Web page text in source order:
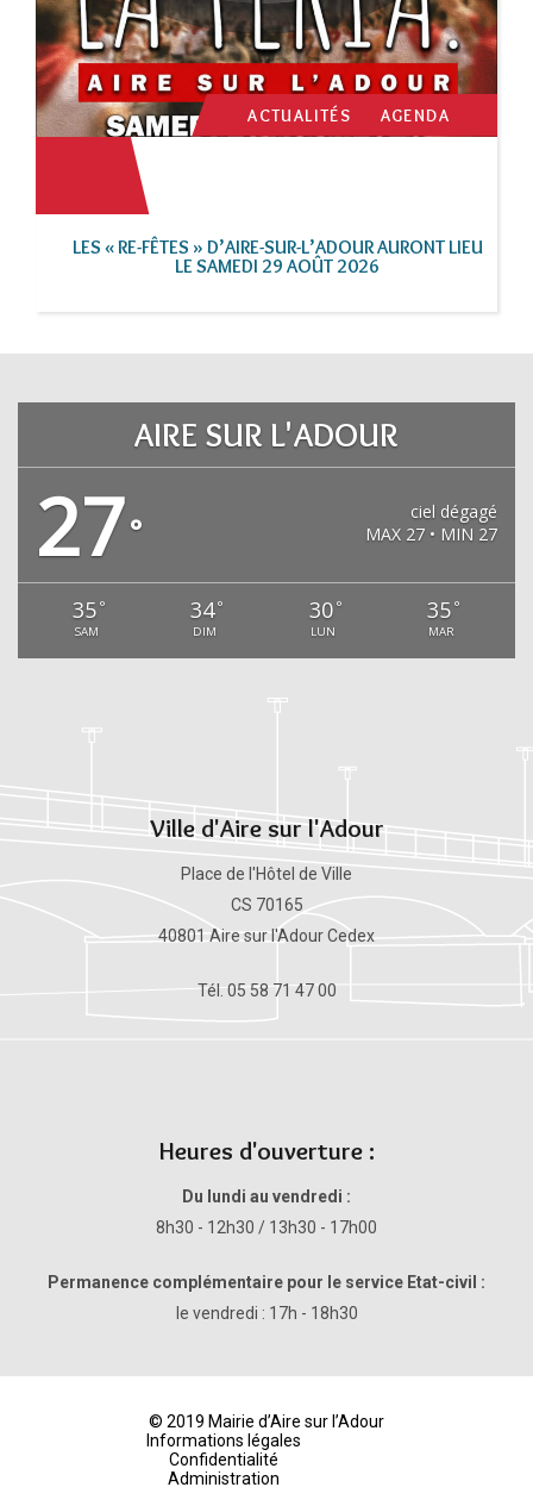
ACTUALITÉS AGENDA
LES « RE-FÊTES » D’AIRE-SUR-L’ADOUR AURONT LIEU
LE SAMEDI 29 AOÛT 2026
AIRE SUR L'ADOUR
27°
ciel dégagé
MAX 27 • MIN 27
35 °
SAM
34°
DIM
30 °
LUN
35 °
MAR
Ville d'Aire sur l'Adour
Place de l'Hôtel de Ville
CS 70165
40801 Aire sur l'Adour Cedex
Tél. 05 58 71 47 00
Heures d'ouverture :
Du lundi au vendredi :
8h30 - 12h30 / 13h30 - 17h00
Permanence complémentaire pour le service Etat-civil :
le vendredi : 17h - 18h30
© 2019 Mairie d’Aire sur l’Adour
Informations légales
Confidentialité
Administration